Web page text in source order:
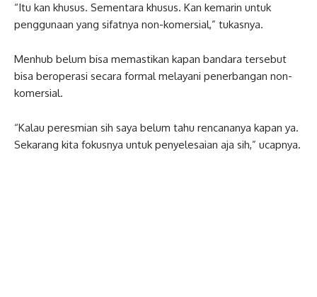
“Itu kan khusus. Sementara khusus. Kan kemarin untuk
penggunaan yang sifatnya non-komersial,” tukasnya.
Menhub belum bisa memastikan kapan bandara tersebut
bisa beroperasi secara formal melayani penerbangan non-
komersial.
“Kalau peresmian sih saya belum tahu rencananya kapan ya.
Sekarang kita fokusnya untuk penyelesaian aja sih,” ucapnya.